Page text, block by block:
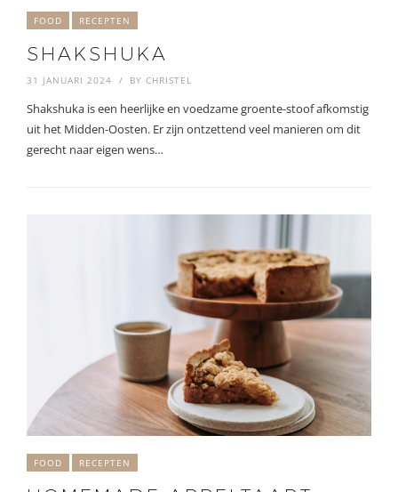
FOOD RECEPTEN
SHAKSHUKA
31 JANUARI 2024 BY CHRISTEL
Shakshuka is een heerlijke en voedzame groente-stoof afkomstig
uit het Midden-Oosten. Er zijn ontzettend veel manieren om dit
gerecht naar eigen wens…
FOOD RECEPTEN